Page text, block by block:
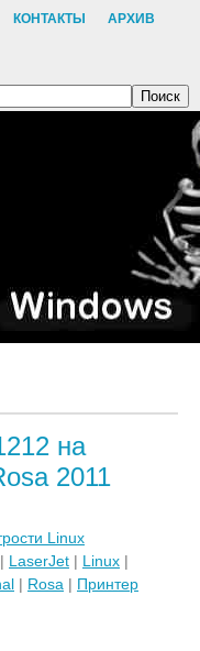
КОНТАКТЫ АРХИВ
Поиск
на
2011
Linux
| LaserJet | Linux |
| Rosa | Принтер